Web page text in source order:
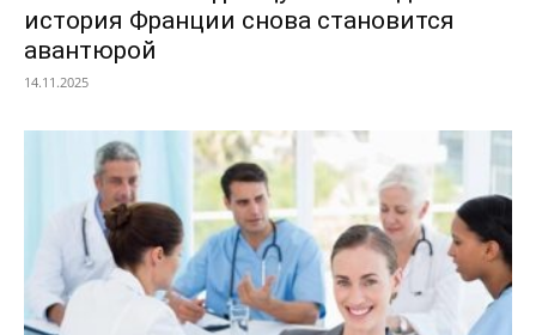
история Франции снова становится
авантюрой
14.11.2025